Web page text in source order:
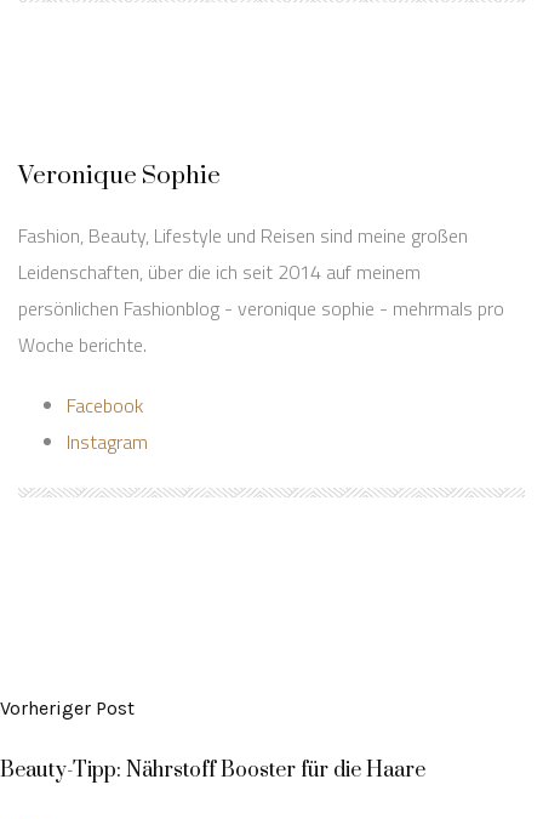
Veronique Sophie
Fashion, Beauty, Lifestyle und Reisen sind meine großen
Leidenschaften, über die ich seit 2014 auf meinem
persönlichen Fashionblog - veronique sophie - mehrmals pro
Woche berichte.
Facebook
Instagram
Vorheriger Post
Beauty-Tipp: Nährstoff Booster für die Haare